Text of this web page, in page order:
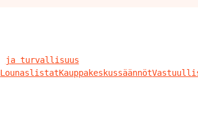
LounaslistatKauppakeskussäännöt
ja turvallisuus